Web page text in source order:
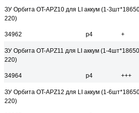
ЗУ Орбита OT-APZ10 для LI аккум (1-
220)
34962 р4 +
ЗУ Орбита OT-APZ11 для LI аккум (1-
220)
34964 р4 +++
ЗУ Орбита OT-APZ12 для LI аккум (1-
220)